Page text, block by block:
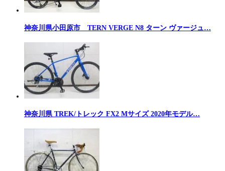
神奈川県小田原市 TERN VERGE N8 ターン ヴァージュ…
神奈川県 TREK/トレック FX2 Mサイズ 2020年モデル…